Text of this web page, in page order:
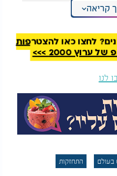
"מינוס 3,000 דולר, רכב
פגוע ופתק קטן": הרב
יהונתן ענבה מספר על
הנס שלא ייאמן בערב
פסח
בוראו ובברית בין הבתרים
לו ולכל זרעו. עם ישראל
שמימית, קריעת ים סוף
הכול מתפוצץ. חטא העגל
למשה:
שקדמו לכך ירדה
קריאה
לחצו כאן להצטרפות
2000 >>>
לנו
בעולם התחזקות